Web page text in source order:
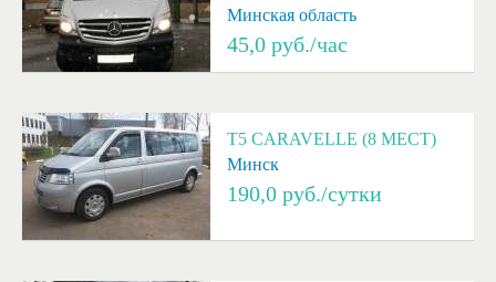
Минская область
45,0 руб./час
T5 CARAVELLE (8 МЕСТ)
Минск
190,0 руб./сутки